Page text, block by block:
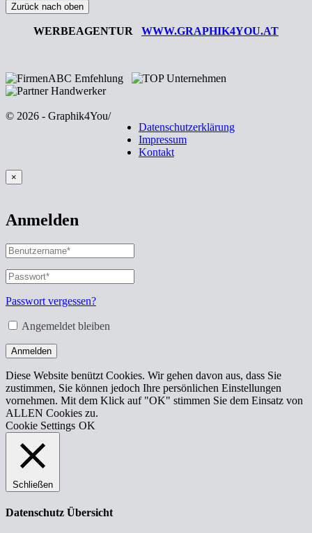
Zurück nach oben
WERBEAGENTUR WWW.GRAPHIK4YOU.AT
© 2026 - Graphik4You/
Datenschutzerklärung
Impressum
Kontakt
×
Anmelden
Benutzername
oder
E-
Mail-
Adresse*
Passwort*
Erforderlich
Passwort vergessen?
Angemeldet bleiben
Anmelden
Diese Website benützt Cookies. Wir gehen davon aus, dass Sie
zustimmen, Sie können jedoch Ihre persönlichen Einstellungen
vornehmen. Mit dem Klick auf "OK" stimmen Sie dem Einsatz von
ALLEN Cookies zu.
Cookie Settings OK
Schließen
Datenschutz Übersicht